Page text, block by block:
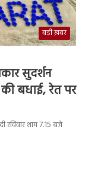
बड़ी ख़बर
सुदर्शन
बधाई, रेत पर
शाम 7.15 बजे